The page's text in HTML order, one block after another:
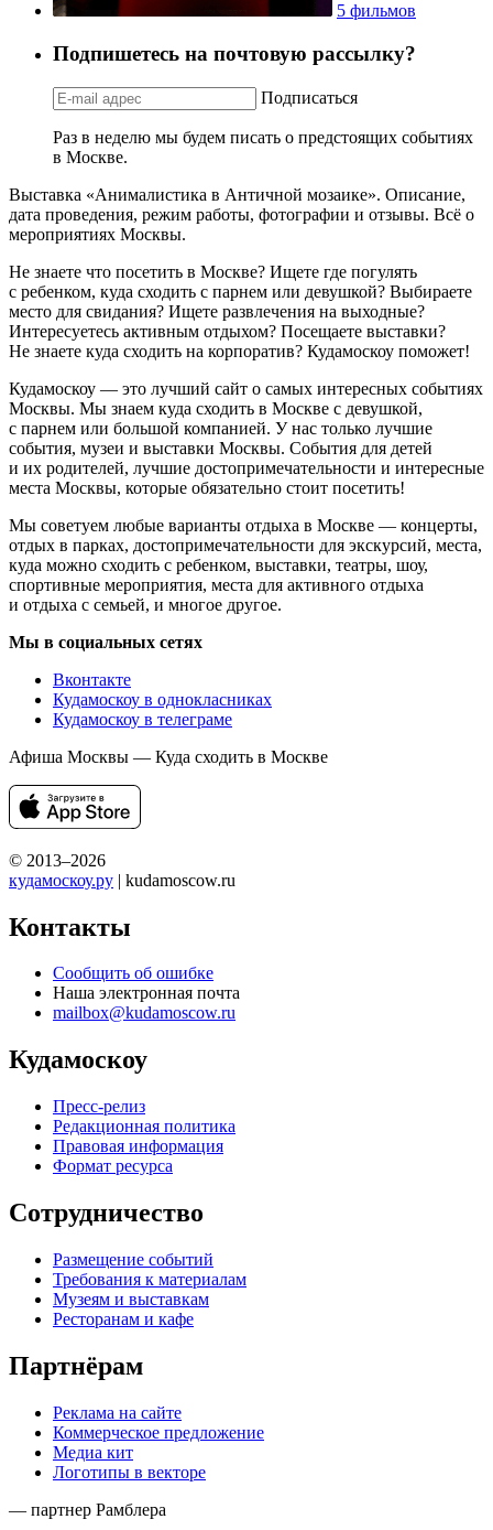
5 фильмов
Подпишетесь на почтовую рассылку?
Подписаться
Раз в неделю мы будем писать о предстоящих событиях
в Москве.
Выставка «Анималистика в Античной мозаике». Описание,
дата проведения, режим работы, фотографии и отзывы. Всё о
мероприятиях Москвы.
Не знаете что посетить в Москве? Ищете где погулять
с ребенком, куда сходить с парнем или девушкой? Выбираете
место для свидания? Ищете развлечения на выходные?
Интересуетесь активным отдыхом? Посещаете выставки?
Не знаете куда сходить на корпоратив? Кудамоскоу поможет!
Кудамоскоу — это лучший сайт о самых интересных событиях
Москвы. Мы знаем куда сходить в Москве с девушкой,
с парнем или большой компанией. У нас только лучшие
события, музеи и выставки Москвы. События для детей
и их родителей, лучшие достопримечательности и интересные
места Москвы, которые обязательно стоит посетить!
Мы советуем любые варианты отдыха в Москве — концерты,
отдых в парках, достопримечательности для экскурсий, места,
куда можно сходить с ребенком, выставки, театры, шоу,
спортивные мероприятия, места для активного отдыха
и отдыха с семьей, и многое другое.
Мы в социальных сетях
Вконтакте
Кудамоскоу в однокласниках
Кудамоскоу в телеграме
Афиша Москвы — Куда сходить в Москве
© 2013–2026
кудамоскоу.ру | kudamoscow.ru
Контакты
Сообщить об ошибке
Наша электронная почта
mailbox@kudamoscow.ru
Кудамоскоу
Пресс-релиз
Редакционная политика
Правовая информация
Формат ресурса
Сотрудничество
Размещение событий
Требования к материалам
Музеям и выставкам
Ресторанам и кафе
Партнёрам
Реклама на сайте
Коммерческое предложение
Медиа кит
Логотипы в векторе
— партнер Рамблера